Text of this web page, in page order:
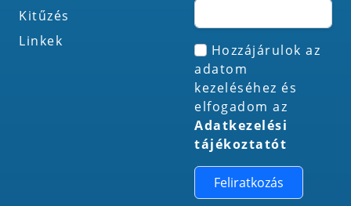
Kitűzés
Linkek
Hozzájárulok az
adatom
kezeléséhez és
elfogadom az
Adatkezelési
tájékoztatót
Feliratkozás